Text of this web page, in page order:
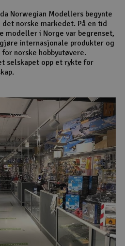
Norwegian Modellers begynte
norske markedet. På en tid
modeller i Norge var begrenset,
internasjonale produkter og
norske hobbyutøvere.
selskapet opp et rykte for